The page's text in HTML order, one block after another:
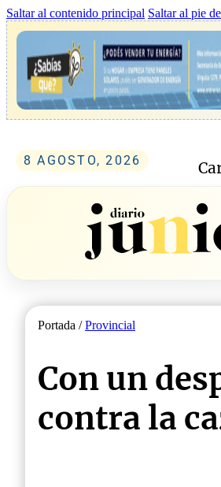
Saltar al contenido principal Saltar al pie
8 AGOSTO, 2026
Portada /Provincial
Con un
contra la